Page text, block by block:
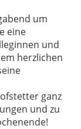
um
eine
und
herzlichen
ganz
und zu